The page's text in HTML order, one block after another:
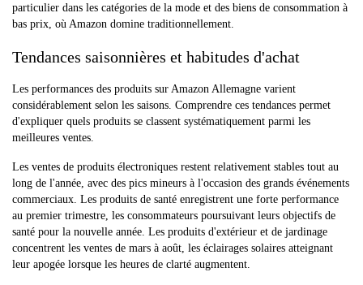
particulier dans les catégories de la mode et des biens de consommation à
bas prix, où Amazon domine traditionnellement.
Tendances saisonnières et habitudes d'achat
Les performances des produits sur Amazon Allemagne varient
considérablement selon les saisons. Comprendre ces tendances permet
d'expliquer quels produits se classent systématiquement parmi les
meilleures ventes.
Les ventes de produits électroniques restent relativement stables tout au
long de l'année, avec des pics mineurs à l'occasion des grands événements
commerciaux. Les produits de santé enregistrent une forte performance
au premier trimestre, les consommateurs poursuivant leurs objectifs de
santé pour la nouvelle année. Les produits d'extérieur et de jardinage
concentrent les ventes de mars à août, les éclairages solaires atteignant
leur apogée lorsque les heures de clarté augmentent.